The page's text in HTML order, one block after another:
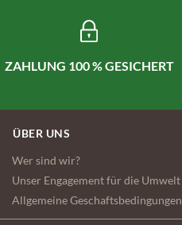
ZAHLUNG 100 % GESICHERT
ÜBER UNS
Wer sind wir?
Unser Engagement für die Umwelt
Allgemeine Geschaftsbedingungen